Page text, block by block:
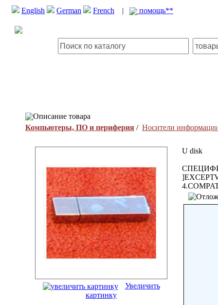
English German French | помощь**
Описание товара
Компьютеры, ПО и периферия / Носители
Увеличить
картинку
U disk